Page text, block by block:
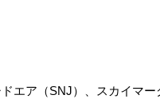
エア（SNJ）、スカイマ